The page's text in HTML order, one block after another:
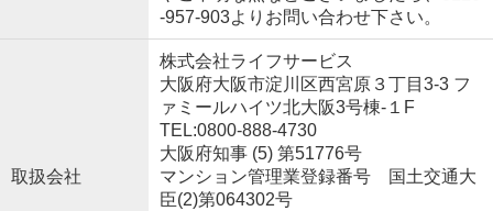
-957-903よりお問い合わせ下さい。
取扱会社
株式会社ライフサービス
大阪府大阪市淀川区西宮原３丁目3-3 フ
ァミールハイツ北大阪3号棟-１F
TEL:0800-888-4730
大阪府知事 (5) 第51776号
マンション管理業登録番号 国土交通大
臣(2)第064302号